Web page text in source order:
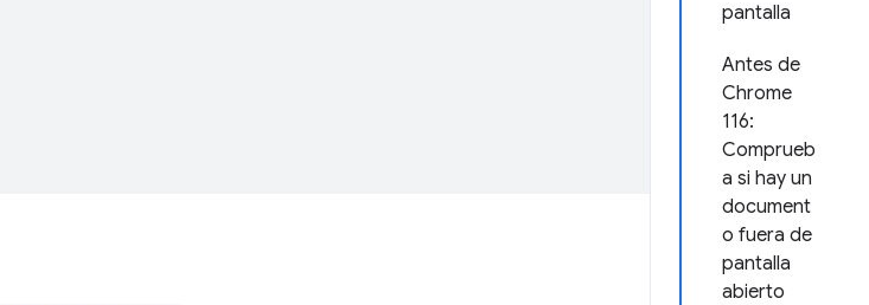
pantalla
Antes de
Chrome
116:
Comprueb
a si hay un
document
o fuera de
pantalla
abierto